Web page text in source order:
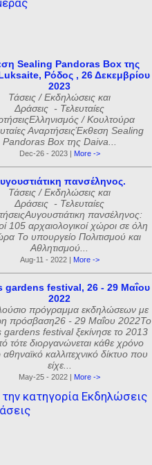
Sealing Pandoras Box της
Ρόδος , 26 Δεκεμβρίου
2023
Τάσεις / Εκδηλώσεις και
Δράσεις - Τελευταίες
/ Κουλτούρα
ΑναρτήσειςΈκθεση Sealing
Pandoras Box της Daiva...
Dec-26 - 2023 | More ->
πανσέληνος.
Τάσεις / Εκδηλώσεις και
Δράσεις - Τελευταίες
πανσέληνος:
105 αρχαιολογικοί χώροι σε όλη
Το υπουργείο Πολιτισμού και
Αθλητισμού...
Aug-11 - 2022 | More ->
gardens festival, 26 - 29 Μαΐου
2022
πρόγραμμα εκδηλώσεων με
πρόσβαση26 - 29 Μαΐου 2022Το
gardens festival ξεκίνησε το 2013
τότε διοργανώνεται κάθε χρόνο
καλλιτεχνικό δίκτυο που
είχε...
May-25 - 2022 | More ->
κατηγορία Εκδηλώσεις